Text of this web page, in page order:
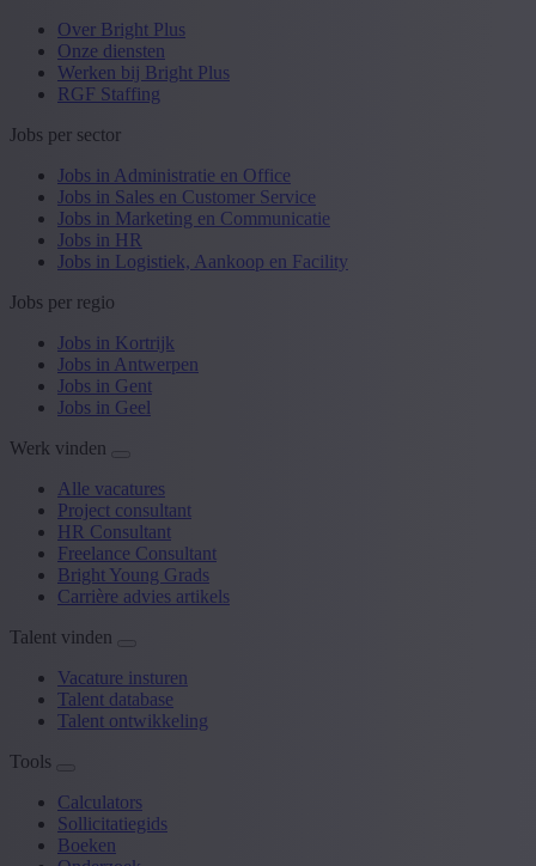
Over Bright Plus
Onze diensten
Werken bij Bright Plus
RGF Staffing
Jobs per sector
Jobs in Administratie en Office
Jobs in Sales en Customer Service
Jobs in Marketing en Communicatie
Jobs in HR
Jobs in Logistiek, Aankoop en Facility
Jobs per regio
Jobs in Kortrijk
Jobs in Antwerpen
Jobs in Gent
Jobs in Geel
Werk vinden
Alle vacatures
Project consultant
HR Consultant
Freelance Consultant
Bright Young Grads
Carrière advies artikels
Talent vinden
Vacature insturen
Talent database
Talent ontwikkeling
Tools
Calculators
Sollicitatiegids
Boeken